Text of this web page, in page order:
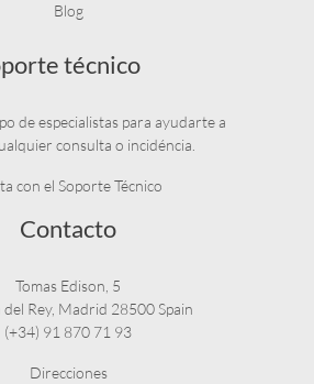
Blog
técnico
de especialistas para ayudarte a
consulta o incidéncia.
con el Soporte Técnico
Contacto
Tomas Edison, 5
Rey, Madrid 28500 Spain
(+34) 91 870 71 93
Direcciones